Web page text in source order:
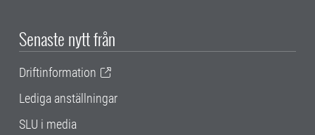
Senaste nytt från
Driftinformation
Lediga anställningar
SLU i media